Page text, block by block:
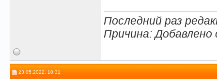
Последний раз
Причина:
23.05.2022, 10:31